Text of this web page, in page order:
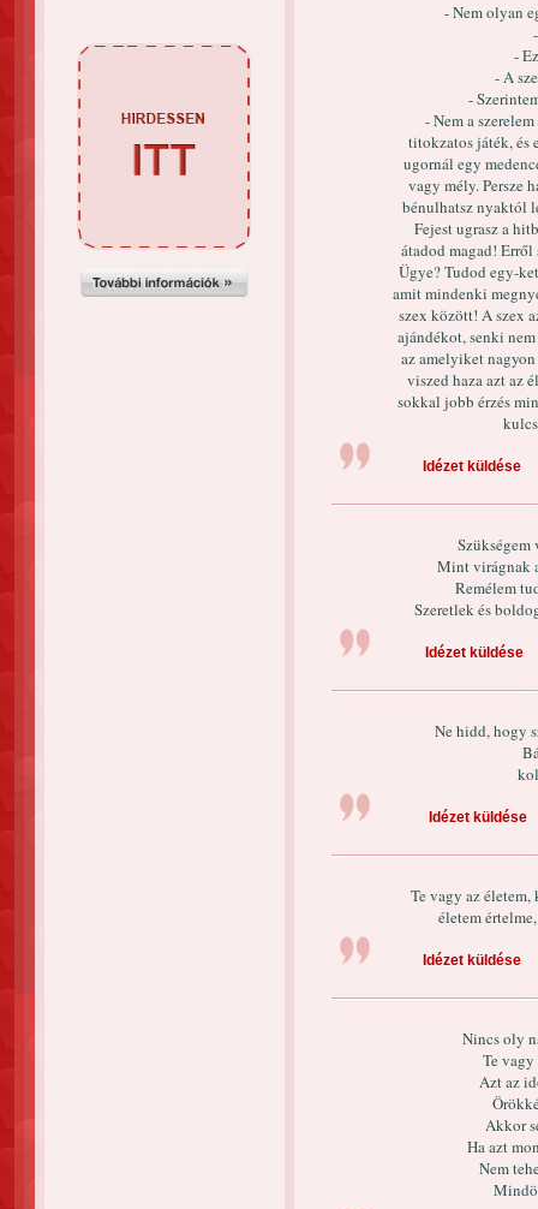
- Nem olyan
-
- A
-
- Nem a
titokzatos játék, és
ugornál egy
vagy mély. Persze
bénulhatsz nyaktól
Fejest ugrasz a
átadod magad! Erről
Ügye? Tudod egy-
amit mindenki
szex között! A szex
ajándékot, senki
az amelyiket
viszed haza azt az
sokkal jobb érzés
Idézet küldése
Mint virágnak
Remélem
Szeretlek és
Idézet küldése
Ne hidd, hogy
Idézet küldése
Te vagy az
életem
Idézet küldése
Nincs oly
Te
Azt az
Akkor
Ha azt
Nem